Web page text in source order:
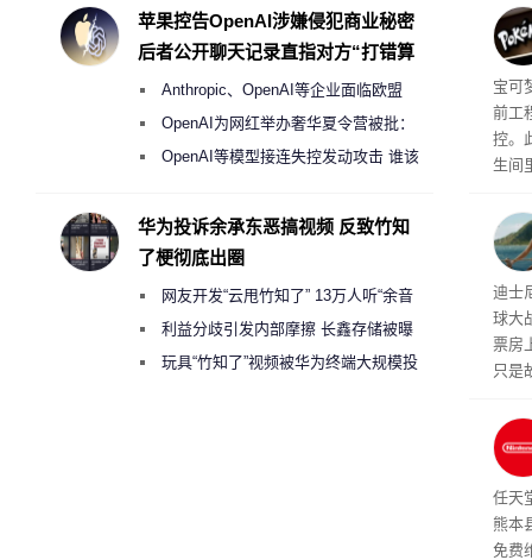
宝可
前工
控。
生间
一
像头
周
迪士
球大
票房
只是
人
品销
损主
任天
熊本
免费
度
苹果控告OpenAI涉嫌侵犯商业秘密
后者公开聊天记录直指对方“打错算
Anthropic、OpenAI等企业面临欧盟
《人工智能法案》全新执法权限审查
OpenAI为网红举办奢华夏令营被批：
2000美元一晚 遭讽“反乌托邦”
OpenAI等模型接连失控发动攻击 谁该
华为投诉余承东恶搞视频 反致竹知
了梗彻底出圈
网友开发“云甩竹知了” 13万人听“余音
绕梁”利益分歧引发内部摩擦 长鑫存储被曝
曾将华为驻场工程师驱逐出研发基地
玩具“竹知了”视频被华为终端大规模投